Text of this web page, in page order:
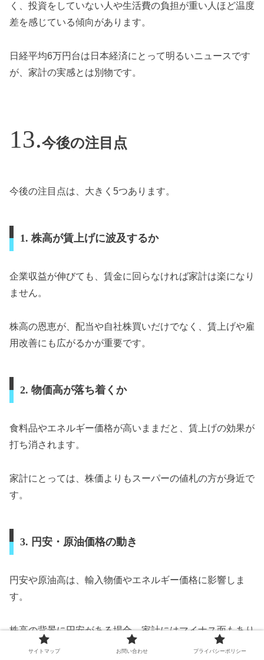
く、投資をしていない人や生活費の負担が重い人ほど温度
差を感じている傾向があります。
日経平均6万円台は日本経済にとって明るいニュースです
が、家計の実感とは別物です。
今後の注目点
今後の注目点は、大きく5つあります。
1. 株高が賃上げに波及するか
企業収益が伸びても、賃金に回らなければ家計は楽になり
ません。
株高の恩恵が、配当や自社株買いだけでなく、賃上げや雇
用改善にも広がるかが重要です。
2. 物価高が落ち着くか
食料品やエネルギー価格が高いままだと、賃上げの効果が
打ち消されます。
家計にとっては、株価よりもスーパーの値札の方が身近で
す。
3. 円安・原油価格の動き
円安や原油高は、輸入物価やエネルギー価格に影響しま
す。
株高の背景に円安がある場合、家計にはマイナス面もあり
ます。サイトマップ お問い合わせ プライバシーポリシー